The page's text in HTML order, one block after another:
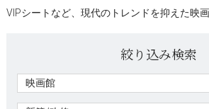
VIPシートなど、現代のトレンドを抑えた映
絞り込み検索